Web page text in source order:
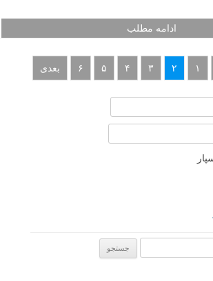
ادامه مطلب
۱ ۲ ۳ ۴ ۵ ۶ بعدی